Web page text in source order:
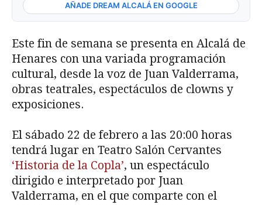
AÑADE DREAM ALCALÁ EN GOOGLE
Este fin de semana se presenta en Alcalá de
Henares con una variada programación
cultural, desde la voz de Juan Valderrama,
obras teatrales, espectáculos de clowns y
exposiciones.
El sábado 22 de febrero a las 20:00 horas
tendrá lugar en Teatro Salón Cervantes
‘Historia de la Copla’, un espectáculo
dirigido e interpretado por Juan
Valderrama, en el que comparte con el